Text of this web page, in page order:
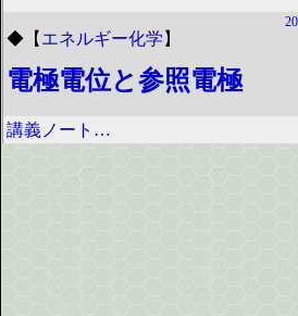
◆ 【 エネルギー化学 】
電極電位と参照電極
講義ノート…